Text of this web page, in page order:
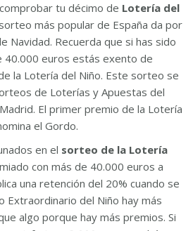
tu décimo de Lotería del
más popular de España da por
Navidad. Recuerda que si has sido
40.000 euros estás exento de
la Lotería del Niño. Este sorteo se
de Loterías y Apuestas del
El primer premio de la Lotería
el Gordo.
en el sorteo de la Lotería
con más de 40.000 euros a
una retención del 20% cuando se
Extraordinario del Niño hay más
algo porque hay más premios. Si